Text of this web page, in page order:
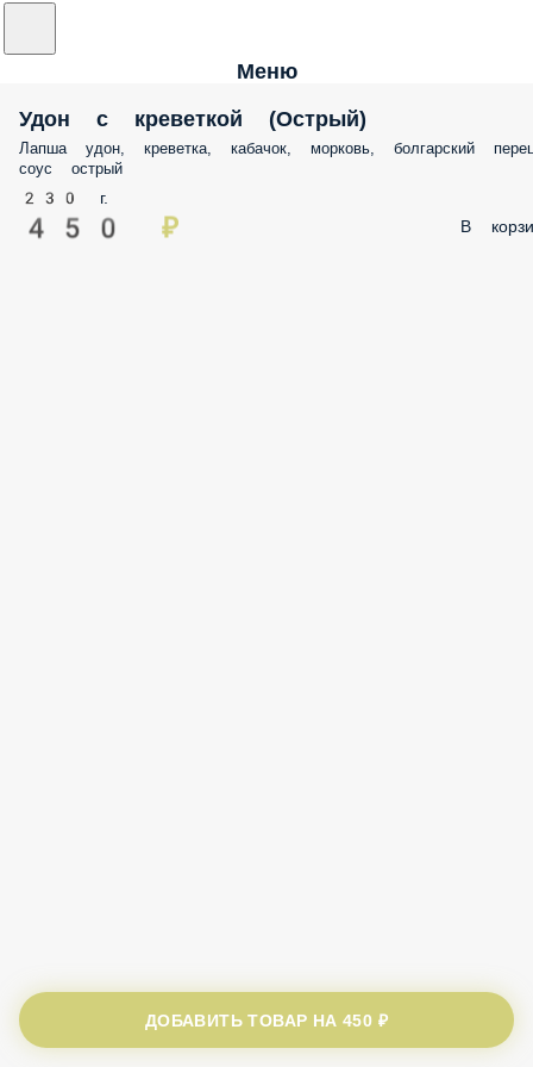
Меню
Удон с креветкой (Острый)
Лапша удон, креветка, кабачок, морковь, болгарский
соус острый
230 г.
450 ₽ В
ДОБАВИТЬ ТОВАР НА450 ₽